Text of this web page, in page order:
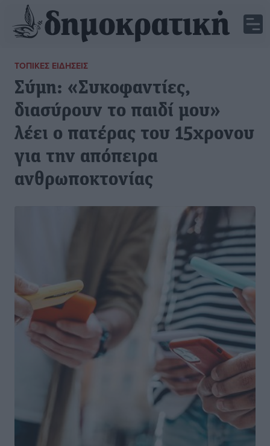
ΤΟΠΙΚΈΣ ΕΙΔΉΣΕΙΣ
Σύμη: «Συκοφαντίες,
διασύρουν το παιδί μου»
λέει ο πατέρας του 15χρονου
για την απόπειρα
ανθρωποκτονίας